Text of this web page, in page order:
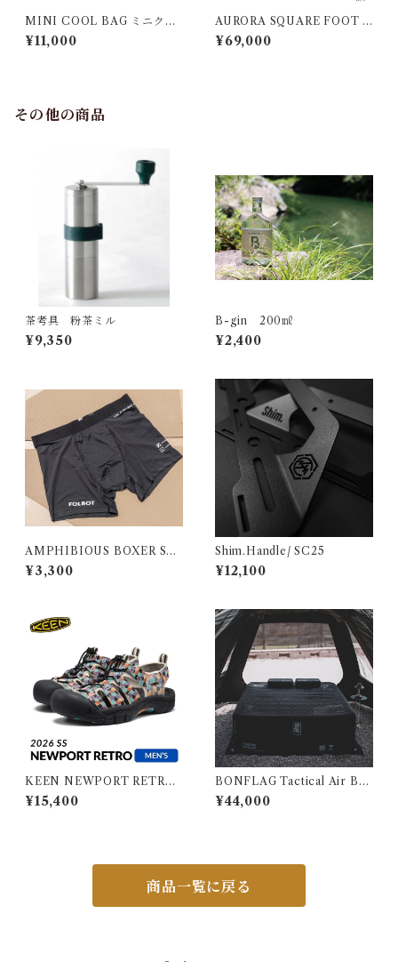
MINI COOL BAG ミニクー
ル バッグ
¥11,000
AURORA SQUARE FOOT 8
00STD/オーロラスクエアフ
ット800STD ナンガ シュ
¥69,000
その他の商品
茶考具 粉茶ミル
¥9,350
B-gin 200㎖
¥2,400
AMPHIBIOUS BOXER SH
ORTS (2枚SET)
¥3,300
Shim.Handle/ SC25
¥12,100
KEEN NEWPORT RETRO
MEN キーン ニューポート レ
トロ メンズ
¥15,400
BONFLAG Tactical Air Bed
2P
¥44,000
商品一覧に戻る